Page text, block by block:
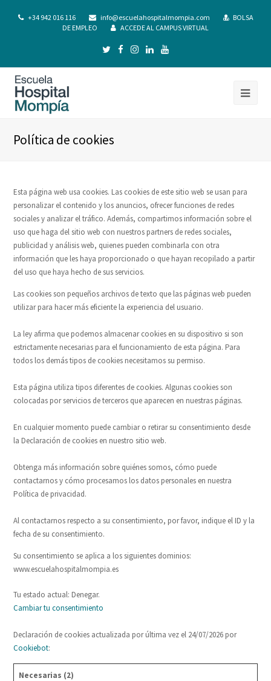
+34 942 016 116 info@escuelahospitalmompia.com
BOLSA
DE EMPLEO
ACCEDE AL CAMPUS VIRTUAL
Política de cookies
Esta página web usa cookies. Las cookies de este sitio web se usan para
personalizar el contenido y los anuncios, ofrecer funciones de redes
sociales y analizar el tráfico. Además, compartimos información sobre el
uso que haga del sitio web con nuestros partners de redes sociales,
publicidad y análisis web, quienes pueden combinarla con otra
información que les haya proporcionado o que hayan recopilado a partir
del uso que haya hecho de sus servicios.
Las cookies son pequeños archivos de texto que las páginas web pueden
utilizar para hacer más eficiente la experiencia del usuario.
La ley afirma que podemos almacenar cookies en su dispositivo si son
estrictamente necesarias para el funcionamiento de esta página. Para
todos los demás tipos de cookies necesitamos su permiso.
Esta página utiliza tipos diferentes de cookies. Algunas cookies son
colocadas por servicios de terceros que aparecen en nuestras páginas.
En cualquier momento puede cambiar o retirar su consentimiento desde
la Declaración de cookies en nuestro sitio web.
Obtenga más información sobre quiénes somos, cómo puede
contactarnos y cómo procesamos los datos personales en nuestra
Política de privacidad.
Al contactarnos respecto a su consentimiento, por favor, indique el ID y la
fecha de su consentimiento.
Su consentimiento se aplica a los siguientes dominios:
www.escuelahospitalmompia.es
Tu estado actual: Denegar.
Cambiar tu consentimiento
Declaración de cookies actualizada por última vez el 24/07/2026 por
Cookiebot:
Necesarias (2)